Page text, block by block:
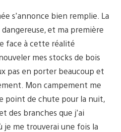
s’annonce bien remplie. La
et ma première
face à cette réalité
mes stocks de bois
pas en porter beaucoup et
Mon campement me
point de chute pour la nuit,
des branches que j’ai
je me trouverai une fois la